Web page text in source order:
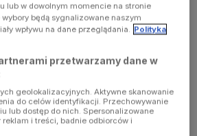
lub w dowolnym momencie na stronie
będą sygnalizowane naszym
wpływu na dane przeglądania. Polityka
przetwarzamy dane w
geolokalizacyjnych. Aktywne skanowanie
do celów identyfikacji. Przechowywanie
lub dostęp do nich. Spersonalizowane
i treści, badnie odbiorców i